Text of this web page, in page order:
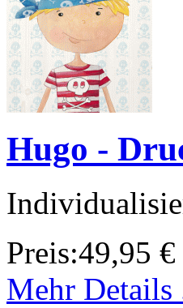
Hugo -
Preis:49,95 €
Mehr Details